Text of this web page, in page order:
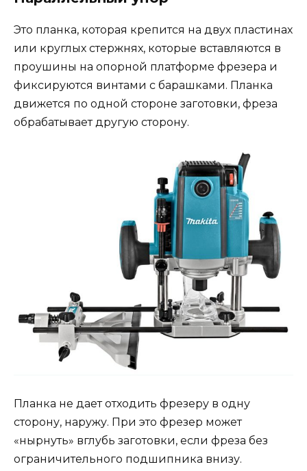
Это планка, которая крепится на двух пластинах
или круглых стержнях, которые вставляются в
проушины на опорной платформе фрезера и
фиксируются винтами с барашками. Планка
движется по одной стороне заготовки, фреза
обрабатывает другую сторону.
Планка не дает отходить фрезеру в одну
сторону, наружу. При это фрезер может
«нырнуть» вглубь заготовки, если фреза без
ограничительного подшипника внизу.